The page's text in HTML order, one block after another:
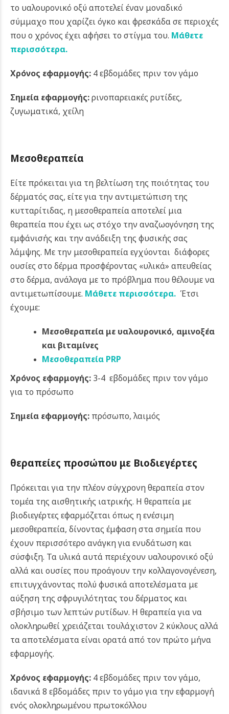
το υαλουρονικό οξύ αποτελεί έναν μοναδικό
σύμμαχο που χαρίζει όγκο και φρεσκάδα σε περιοχές
που ο χρόνος έχει αφήσει το στίγμα του. Μάθετε
περισσότερα.
Χρόνος εφαρμογής: 4 εβδομάδες πριν τον γάμο
Σημεία εφαρμογής:ρινοπαρειακές ρυτίδες,
ζυγωματικά, χείλη
Μεσοθεραπεία
Είτε πρόκειται για τη βελτίωση της ποιότητας του
δέρματός σας, είτε για την αντιμετώπιση της
κυτταρίτιδας, η μεσοθεραπεία αποτελεί μια
θεραπεία που έχει ως στόχο την αναζωογόνηση της
εμφάνισής και την ανάδειξη της φυσικής σας
λάμψης. Με την μεσοθεραπεία εγχύονται διάφορες
ουσίες στο δέρμα προσφέροντας «υλικά» απευθείας
στο δέρμα, ανάλογα με το πρόβλημα που θέλουμε να
αντιμετωπίσουμε. Μάθετε περισσότερα. Έτσι
έχουμε:
Μεσοθεραπεία με υαλουρονικό, αμινοξέα
και βιταμίνες
Μεσοθεραπεία PRP
Χρόνος εφαρμογής: 3-4 εβδομάδες πριν τον γάμο
για το πρόσωπο
Σημεία εφαρμογής: πρόσωπο, λαιμός
θεραπείες προσώπου με Βιοδιεγέρτες
Πρόκειται για την πλέον σύγχρονη θεραπεία στον
τομέα της αισθητικής ιατρικής. Η θεραπεία με
βιοδιεγέρτες εφαρμόζεται όπως η ενέσιμη
μεσοθεραπεία, δίνοντας έμφαση στα σημεία που
έχουν περισσότερο ανάγκη για ενυδάτωση και
σύσφιξη. Τα υλικά αυτά περιέχουν υαλουρονικό οξύ
αλλά και ουσίες που προάγουν την κολλαγονογένεση,
επιτυγχάνοντας πολύ φυσικά αποτελέσματα με
αύξηση της σφρυγιλότητας του δέρματος και
σβήσιμο των λεπτών ρυτίδων. Η θεραπεία για να
ολοκληρωθεί χρειάζεται τουλάχιστον 2 κύκλους αλλά
τα αποτελέσματα είναι ορατά από τον πρώτο μήνα
εφαρμογής.
Χρόνος εφαρμογής: 4 εβδομάδες πριν τον γάμο,
ιδανικά 8 εβδομάδες πριν το γάμο για την εφαρμογή
ενός ολοκληρωμένου πρωτοκόλλου